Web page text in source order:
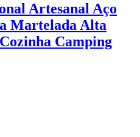
Artesanal Aço
Martelada Alta
Camping